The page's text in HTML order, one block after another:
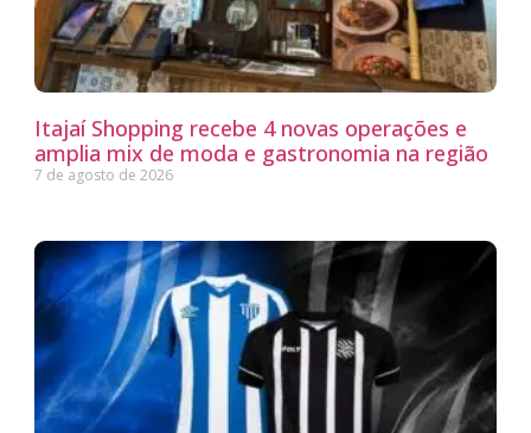
Itajaí Shopping recebe 4 novas operações e
amplia mix de moda e gastronomia na região
7 de agosto de 2026